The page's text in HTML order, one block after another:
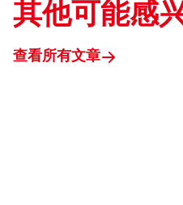
其他可能感
查看所有文章